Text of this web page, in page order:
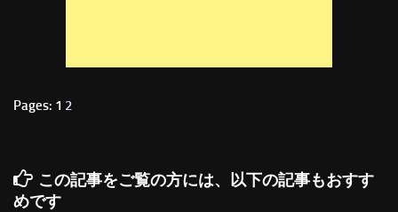
Pages: 1 2
この記事をご覧の方には、以下の記事もおすす
めです